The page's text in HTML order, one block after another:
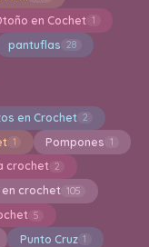
en Cochet 1
pantuflas 28
en Crochet 2
1 Pompones 1
crochet 2
crochet 105
5
Punto Cruz 1